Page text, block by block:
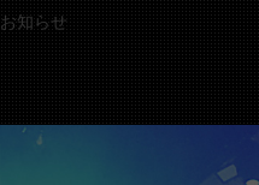
お知らせ